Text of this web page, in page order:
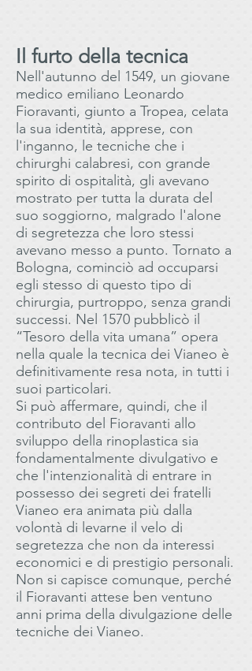
Il furto della tecnica
Nell'autunno del 1549, un giovane
medico emiliano Leonardo
Fioravanti, giunto a Tropea, celata
la sua identità, apprese, con
l'inganno, le tecniche che i
chirurghi calabresi, con grande
spirito di ospitalità, gli avevano
mostrato per tutta la durata del
suo soggiorno, malgrado l'alone
di segretezza che loro stessi
avevano messo a punto. Tornato a
Bologna, cominciò ad occuparsi
egli stesso di questo tipo di
chirurgia, purtroppo, senza grandi
successi. Nel 1570 pubblicò il
“Tesoro della vita umana” opera
nella quale la tecnica dei Vianeo è
definitivamente resa nota, in tutti i
suoi particolari.
Si può affermare, quindi, che il
contributo del Fioravanti allo
sviluppo della rinoplastica sia
fondamentalmente divulgativo e
che l'intenzionalità di entrare in
possesso dei segreti dei fratelli
Vianeo era animata più dalla
volontà di levarne il velo di
segretezza che non da interessi
economici e di prestigio personali.
Non si capisce comunque, perché
il Fioravanti attese ben ventuno
anni prima della divulgazione delle
tecniche dei Vianeo.